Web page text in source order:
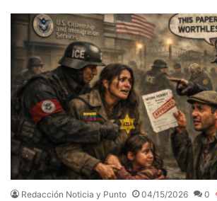
Redacción Noticia y Punto 04/15/2026 0